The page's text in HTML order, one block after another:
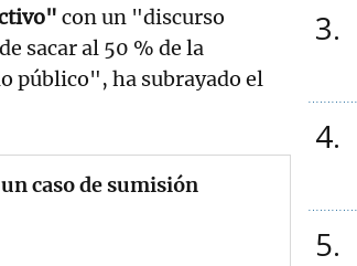
con un "discurso
sacar al 50 % de la
público", ha subrayado el
caso de sumisión
3
4
5